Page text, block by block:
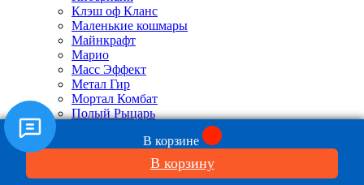
В корзине
В корзину
Клэш оф Кланс
Маленькие кошмары
Майнкрафт
Марио
Масс Эффект
Метал Гир
Мортал Комбат
Полый Рыцарь
Растения против Зомби
Резидент Ивел